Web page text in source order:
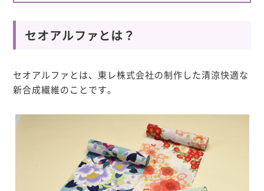
セオアルファとは？
セオアルファとは、東レ株式会社の制作した清涼快適な
新合成繊維のことです。